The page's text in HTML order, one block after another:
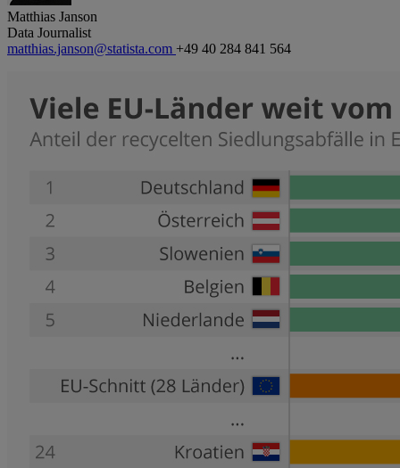
Matthias Janson
Data Journalist
matthias.janson@statista.com +49 40 284 841 564